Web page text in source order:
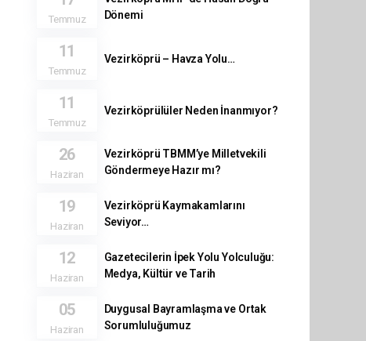
Temmuz
Dönemi
11
Temmuz
Vezirköprü – Havza Yolu…
11
Temmuz
Vezirköprülüler Neden İnanmıyor?
26
Haziran
Vezirköprü TBMM’ye Milletvekili
Göndermeye Hazır mı?
19
Haziran
Vezirköprü Kaymakamlarını
Seviyor…
12
Haziran
Gazetecilerin İpek Yolu Yolculuğu:
Medya, Kültür ve Tarih
05
Haziran
Duygusal Bayramlaşma ve Ortak
Sorumluluğumuz